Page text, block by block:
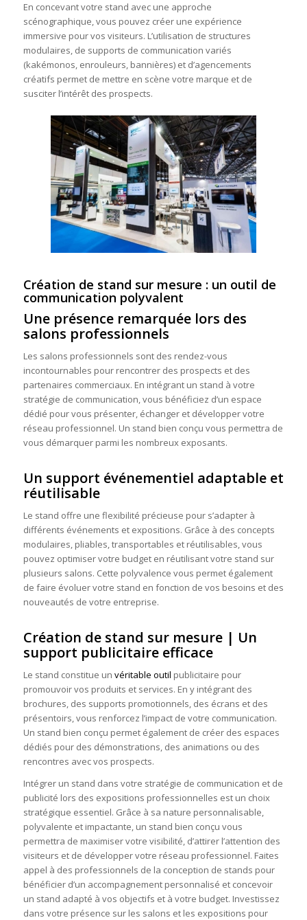
En concevant votre stand avec une approche
scénographique, vous pouvez créer une expérience
immersive pour vos visiteurs. L’utilisation de structures
modulaires, de supports de communication variés
(kakémonos, enrouleurs, bannières) et d’agencements
créatifs permet de mettre en scène votre marque et de
susciter l’intérêt des prospects.
Création de stand sur mesure : un outil de
communication polyvalent
Une présence remarquée lors des
salons professionnels
Les salons professionnels sont des rendez-vous
incontournables pour rencontrer des prospects et des
partenaires commerciaux. En intégrant un stand à votre
stratégie de communication, vous bénéficiez d’un espace
dédié pour vous présenter, échanger et développer votre
réseau professionnel. Un stand bien conçu vous permettra de
vous démarquer parmi les nombreux exposants.
Un support événementiel adaptable et
réutilisable
Le stand offre une flexibilité précieuse pour s’adapter à
différents événements et expositions. Grâce à des concepts
modulaires, pliables, transportables et réutilisables, vous
pouvez optimiser votre budget en réutilisant votre stand sur
plusieurs salons. Cette polyvalence vous permet également
de faire évoluer votre stand en fonction de vos besoins et des
nouveautés de votre entreprise.
Création de stand sur mesure | Un
support publicitaire efficace
Le stand constitue un véritable outil publicitaire pour
promouvoir vos produits et services. En y intégrant des
brochures, des supports promotionnels, des écrans et des
présentoirs, vous renforcez l’impact de votre communication.
Un stand bien conçu permet également de créer des espaces
dédiés pour des démonstrations, des animations ou des
rencontres avec vos prospects.
Intégrer un stand dans votre stratégie de communication et de
publicité lors des expositions professionnelles est un choix
stratégique essentiel. Grâce à sa nature personnalisable,
polyvalente et impactante, un stand bien conçu vous
permettra de maximiser votre visibilité, d’attirer l’attention des
visiteurs et de développer votre réseau professionnel. Faites
appel à des professionnels de la conception de stands pour
bénéficier d’un accompagnement personnalisé et concevoir
un stand adapté à vos objectifs et à votre budget. Investissez
dans votre présence sur les salons et les expositions pour